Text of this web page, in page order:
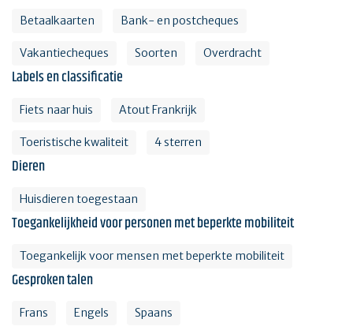
Betaalkaarten Bank- en postcheques
Vakantiecheques Soorten Overdracht
Labels en classificatie
Fiets naar huis Atout Frankrijk
Toeristische kwaliteit 4 sterren
Dieren
Huisdieren toegestaan
Toegankelijkheid voor personen met beperkte mobiliteit
Toegankelijk voor mensen met beperkte mobiliteit
Gesproken talen
Frans Engels Spaans